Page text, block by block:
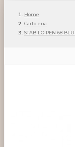
Home
Cartoleria
STABILO PEN 68 BLU